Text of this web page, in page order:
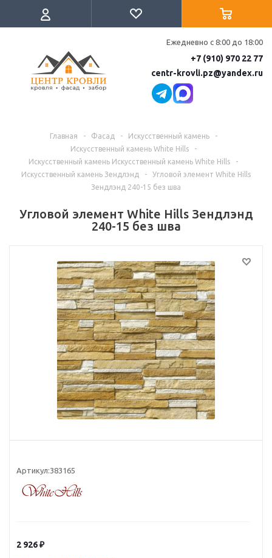
Ежедневно с 8:00 до 18:00
+7 (910) 970 22 77
centr-krovli.pz@yandex.ru
Главная - Фасад - Искусственный камень
-
Искусственный камень White Hills
-
Искусственный камень Искусственный камень White Hills
-
Искусственный камень Зендлэнд
-
Угловой элемент White Hills
Зендлэнд 240-15 без шва
Угловой элемент White Hills Зендлэнд
240-15 без шва
Артикул:383165
2 926₽